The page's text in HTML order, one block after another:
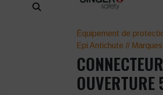
Équipement de
Epi Antichute // Marques